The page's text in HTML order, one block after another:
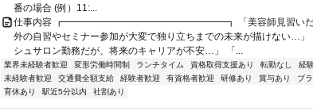
番の場合 (例）11:...
仕事内容 ┏━━━━━━━━━━━━━━━━━┓ 「美容師見習いだ
外の自習やセミナー参加が大変で独り立ちまでの未来が描けない…」
シュサロン勤務だが、将来のキャリアが不安…」 「...
業界未経験者歓迎 変形労働時間制 ランチタイム 資格取得支援あり 転勤なし
経
未経験者歓迎
交通費全額支給 経験者歓迎 有資格者歓迎 研修あり 賞与あり
ブ
育休あり
駅近5分以内 社割あり